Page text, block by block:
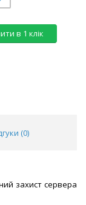
в 1 клік
(0)
захист сервера